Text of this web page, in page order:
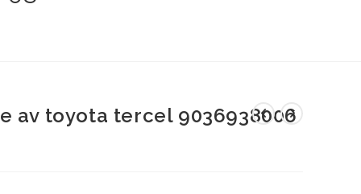
av toyota tercel 9036938006